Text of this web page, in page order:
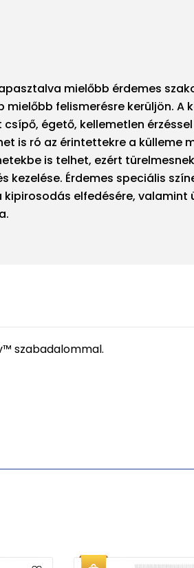
mielőbb érdemes
mielőbb felismerésre kerüljön. A
égető, kellemetlen
is ró az érintettekre a külleme
is telhet, ezért
kezelése. Érdemes speciális
elfedésére, valamint
szabadalommal.